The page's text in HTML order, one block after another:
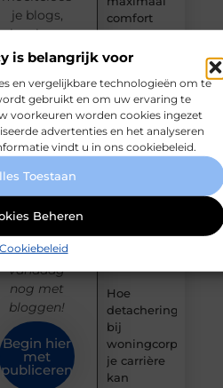
is belangrijk voor
en vergelijkbare technologieën om te
gebruikt en om uw ervaring te
voorkeuren worden cookies ingezet
advertenties en het analyseren
vindt u in ons cookiebeleid.
Toestaan
Beheren
Cookiebeleid
comfort
Fysio
professionele
ondersteuning
voor een
actief leven
jouw
Hoe
detachering
bij
woningcorporaties
je carrière
kan
je blogs,
inspireer
een breed
sluit je aan
bij een
groeiende
community
creatieve
denkers en
schrijvers.
Start
vandaag
nog met
bloggen!
Begin hier
met
publiceren